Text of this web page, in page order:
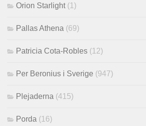
Orion Starlight (1)
Pallas Athena (69)
Patricia Cota-Robles (12)
Per Beronius i Sverige (947)
Plejaderna (415)
Porda (16)